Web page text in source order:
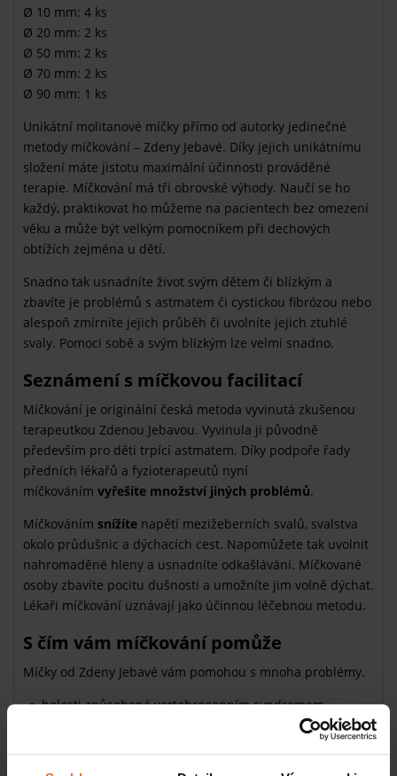
Ø 10 mm: 4 ks
Ø 20 mm: 2 ks
Ø 50 mm: 2 ks
Ø 70 mm: 2 ks
Ø 90 mm: 1 ks
Unikátní molitanové míčky přímo od autorky jedinečné
metody míčkování – Zdeny Jebavé. Díky jejich unikátnímu
složení máte jistotu maximální účinnosti prováděné
terapie. Míčkování má tři obrovské výhody. Naučí se ho
každý, praktikovat ho můžeme na pacientech bez omezení
věku a může být velkým pomocníkem při dechových
obtížích zejména u dětí.
Snadno tak usnadníte život svým dětem či blízkým a
zbavíte je problémů s astmatem či cystickou fibrózou nebo
alespoň zmírníte jejich průběh či uvolníte jejich ztuhlé
svaly. Pomoci sobě a svým blízkým lze velmi snadno.
Seznámení s míčkovou facilitací
Míčkování je originální česká metoda vyvinutá zkušenou
terapeutkou Zdenou Jebavou. Vyvinula ji původně
především pro děti trpící astmatem. Díky podpoře řady
předních lékařů a fyzioterapeutů nyní
míčkováním vyřešíte množství jiných problémů.
Míčkováním snížíte napětí mezižeberních svalů, svalstva
okolo průdušnic a dýchacích cest. Napomůžete tak uvolnit
nahromaděné hleny a usnadníte odkašlávání. Míčkované
osoby zbavíte pocitu dušnosti a umožníte jim volně dýchat.
Lékaři míčkování uznávají jako účinnou léčebnou metodu.
S čím vám míčkování pomůže
Míčky od Zdeny Jebavé vám pomohou s mnoha problémy.
bolesti způsobené vertebrogenním syndromem